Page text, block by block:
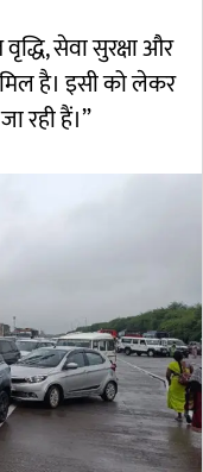
सेवा सुरक्षा और
है। इसी को लेकर
रही हैं।”